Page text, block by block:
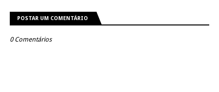
POSTAR UM COMENTÁRIO
0 Comentários